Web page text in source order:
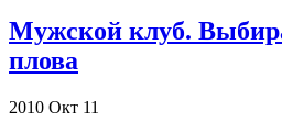
Мужской клуб.
плова
2010 Окт 11